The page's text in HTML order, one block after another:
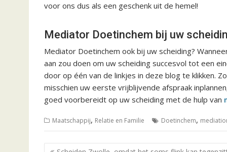
voor ons dus als een geschenk uit de hemel!
Mediator Doetinchem bij uw
Mediator Doetinchem ook bij uw scheiding?
aan zou doen om uw scheiding succesvol tot een
door op één van de linkjes in deze blog te klikken.
misschien uw eerste vrijblijvende afspraak
goed voorbereidt op uw scheiding met de hulp van
Maatschappij, Relatie en Familie Doetinchem,